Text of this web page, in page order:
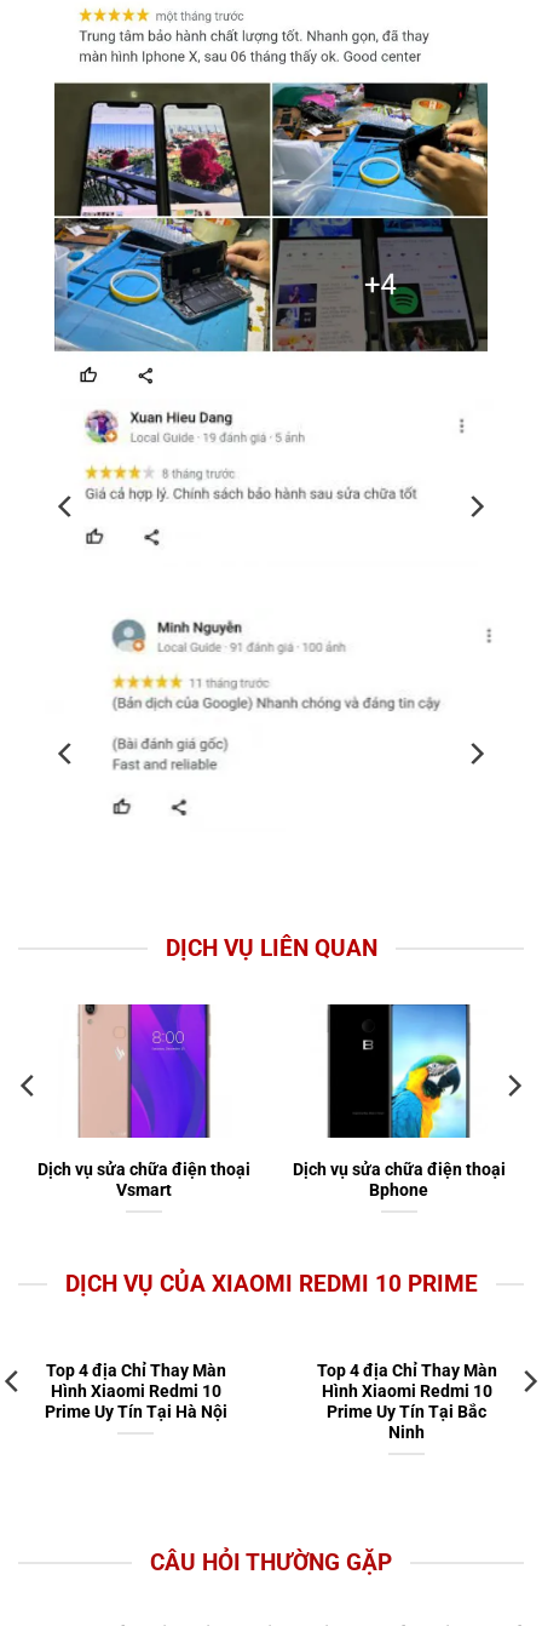
DỊCH VỤ LIÊN QUAN
Dịch vụ sửa chữa điện thoại
Vsmart
Dịch vụ sửa chữa điện thoại
Bphone
DỊCH VỤ CỦA XIAOMI REDMI 10 PRIME
Top 4 địa Chỉ Thay Màn
Hình Xiaomi Redmi 10
Prime Uy Tín Tại Hà Nội
Top 4 địa Chỉ Thay Màn
Hình Xiaomi Redmi 10
Prime Uy Tín Tại Bắc
Ninh
CÂU HỎI THƯỜNG GẶP